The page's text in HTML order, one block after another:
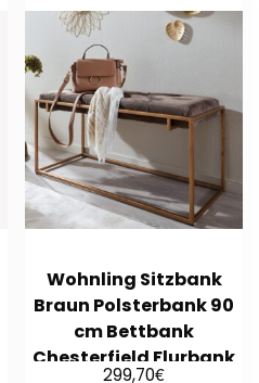
Wohnling Sitzbank
Braun Polsterbank 90
cm Bettbank
Chesterfield Flurbank
299,70€